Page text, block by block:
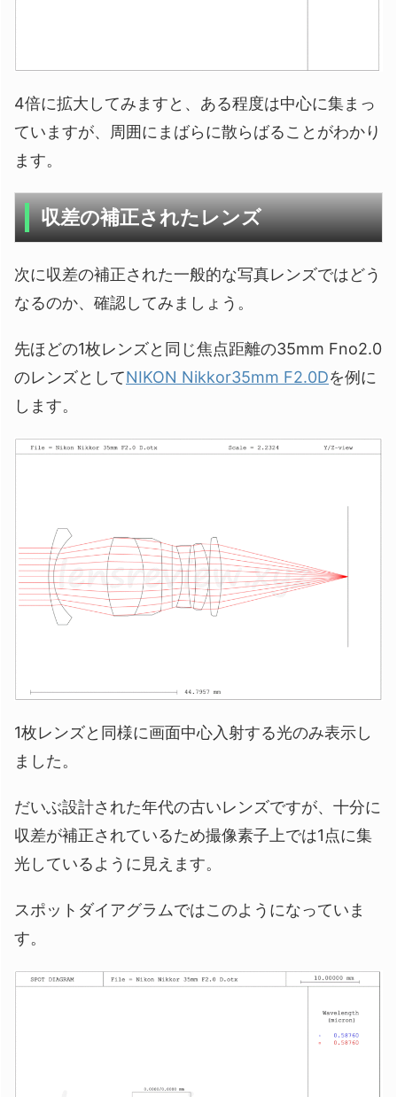
4倍に拡大してみますと、ある程度は中心に集まっ
ていますが、周囲にまばらに散らばることがわかり
ます。
収差の補正されたレンズ
次に収差の補正された一般的な写真レンズではどう
なるのか、確認してみましょう。
先ほどの1枚レンズと同じ焦点距離の35mm Fno2.0
のレンズとしてNIKON Nikkor35mm F2.0Dを例に
します。
1枚レンズと同様に画面中心入射する光のみ表示し
ました。
だいぶ設計された年代の古いレンズですが、十分に
収差が補正されているため撮像素子上では1点に集
光しているように見えます。
スポットダイアグラムではこのようになっていま
す。